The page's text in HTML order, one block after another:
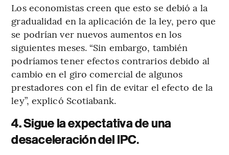
Los economistas creen que esto se debió a la
gradualidad en la aplicación de la ley, pero que
se podrían ver nuevos aumentos en los
siguientes meses. “Sin embargo, también
podríamos tener efectos contrarios debido al
cambio en el giro comercial de algunos
prestadores con el fin de evitar el efecto de la
ley”, explicó Scotiabank.
4. Sigue la expectativa de una
desaceleración del IPC.